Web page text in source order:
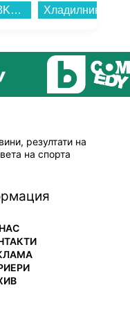
Бойлер Елдом WHF08046FL 80L 3KW , 3 , 77 , C , Хоризонтален...
резултати на
на спорта